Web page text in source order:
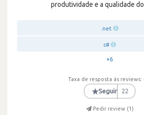
produtividade e a qualidade
.net
c#
+6
Taxa de resposta às reviews:
★Seguir 22
Pedir review (1)